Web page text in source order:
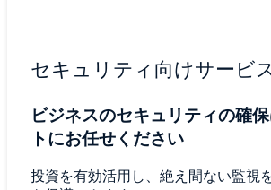
セキュリティ向けサービ
ビジネスのセキュリティの確
トにお任せください
投資を有効活用し、絶え間ない監視